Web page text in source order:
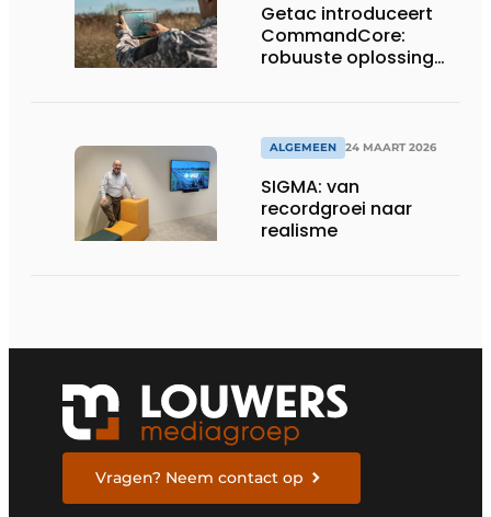
Getac introduceert
CommandCore:
robuuste oplossing
ALGEMEEN 24 MAART 2026
SIGMA: van
recordgroei naar
realisme
Vragen? Neem contact op